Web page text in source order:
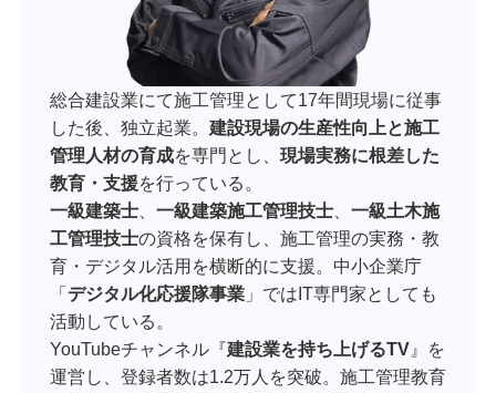
総合建設業にて施工管理として17年間現場に従事
した後、独立起業。 建設現場の生産性向上と施工
管理人材の育成を専門とし、 現場実務に根差した
教育・支援を行っている。
一級建築士、 一級建築施工管理技士、 一級土木施
工管理技士の資格を保有し、施工管理の実務・教
育・デジタル活用を横断的に支援。中小企業庁
「デジタル化応援隊事業」ではIT専門家としても
活動している。
YouTubeチャンネル『建設業を持ち上げるTV』を
運営し、登録者数は1.2万人を突破。施工管理教育